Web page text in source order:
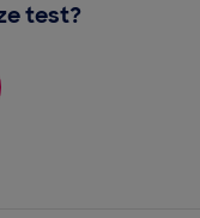
test?